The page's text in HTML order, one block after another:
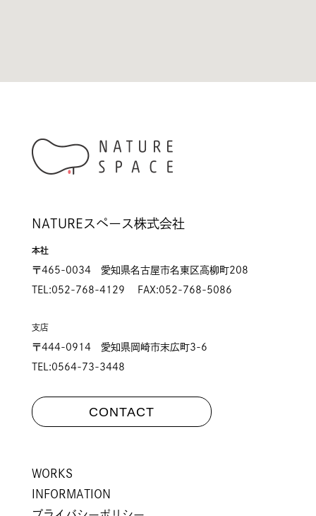
NATUREスペース株式会社
本社
〒465-0034 愛知県名古屋市名東区高柳町208
TEL:052-768-4129 FAX:052-768-5086
支店
〒444-0914 愛知県岡崎市末広町3-6
TEL:0564-73-3448
CONTACT
WORKS
INFORMATION